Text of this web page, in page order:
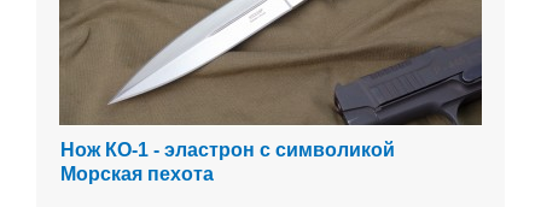
Нож КО-1 - эластрон с символикой
Морская пехота